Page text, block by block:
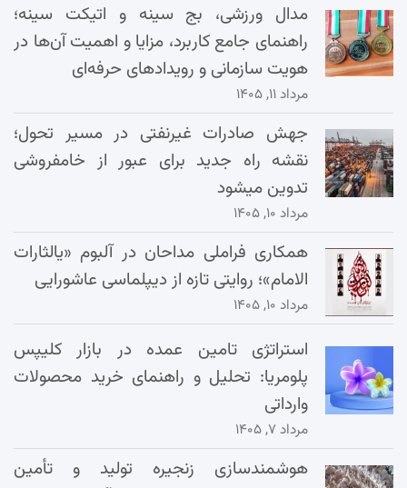
مدال ورزشی، بج سینه و اتیکت سینه؛
راهنمای جامع کاربرد، مزایا و اهمیت آن‌ها در
هویت سازمانی و رویدادهای حرفه‌ای
مرداد ۱۱, ۱۴۰۵
جهش صادرات غیرنفتی در مسیر تحول؛
نقشه راه جدید برای عبور از خامفروشی
تدوین میشود
مرداد ۱۰, ۱۴۰۵
همکاری فراملی مداحان در آلبوم «یالثارات
الامام»؛ روایتی تازه از دیپلماسی عاشورایی
مرداد ۱۰, ۱۴۰۵
استراتژی تامین عمده در بازار کلیپس
پلومریا: تحلیل و راهنمای خرید محصولات
وارداتی
مرداد ۷, ۱۴۰۵
هوشمندسازی زنجیره تولید و تأمین